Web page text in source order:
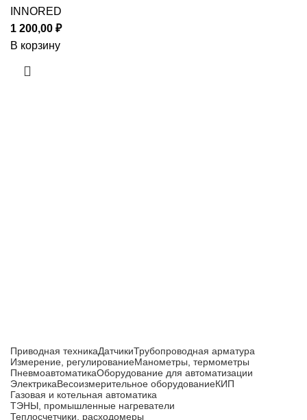
INNORED
1 200,00 ₽
В корзину
Приводная техникаДатчикиТрубопроводная арматура
Измерение, регулированиеМанометры, термометры
ПневмоавтоматикаОборудование для автоматизации
ЭлектрикаВесоизмерительное оборудованиеКИП
Газовая и котельная автоматика
ТЭНЫ, промышленные нагреватели
Теплосчетчики, расходомеры